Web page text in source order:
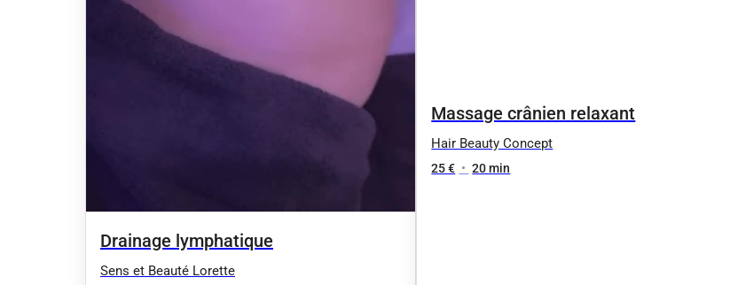
Drainage lymphatique
Sens et Beauté Lorette
Massage crânien relaxant
Hair Beauty Concept
25 € • 20 min